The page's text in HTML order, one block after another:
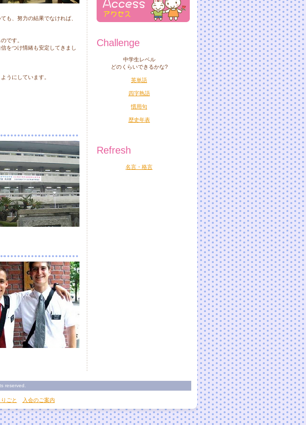
も、努力の結果でなければ、
です。
をつけ情緒も安定してきまし
うにしています。
Challenge
中学生レベル
どのくらいできるかな?
英単語
四字熟語
慣用句
歴史年表
Refresh
名言・格言
reserved.
ごと 入会のご案内